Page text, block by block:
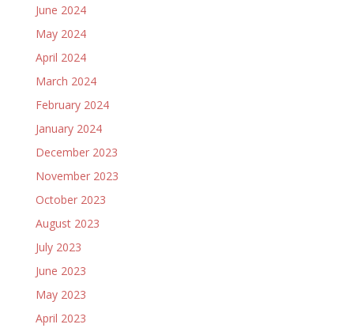
June 2024
May 2024
April 2024
March 2024
February 2024
January 2024
December 2023
November 2023
October 2023
August 2023
July 2023
June 2023
May 2023
April 2023